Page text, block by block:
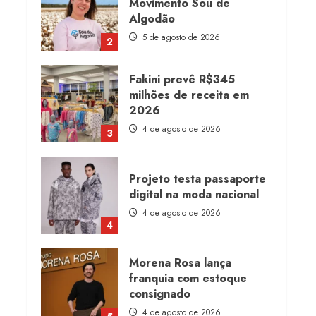
2
Algodão
5 de agosto de 2026
3
Fakini prevê R$345
milhões de receita em
2026
4 de agosto de 2026
4
Projeto testa passaporte
digital na moda nacional
4 de agosto de 2026
Morena Rosa lança
franquia com estoque
consignado
4 de agosto de 2026